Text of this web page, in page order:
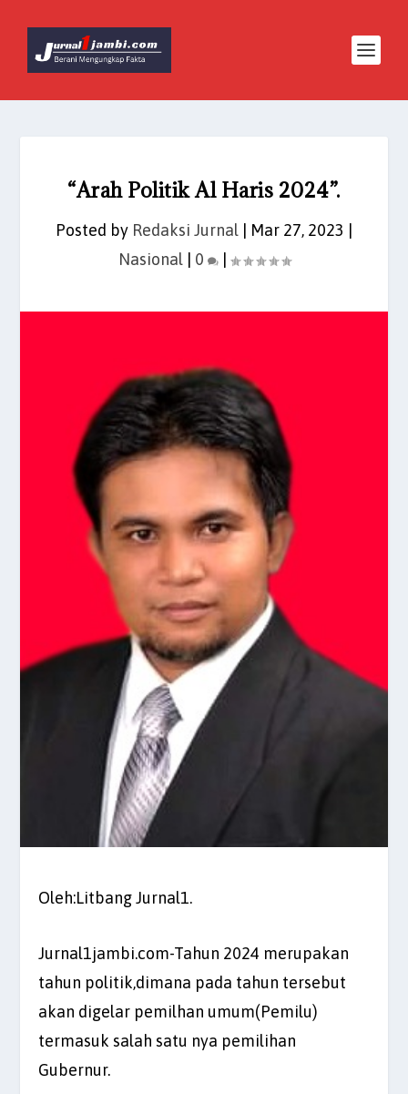
“Arah Politik Al Haris 2024”.
Posted by Redaksi Jurnal Mar 27, 2023
Nasional| 0 |
Oleh:Litbang Jurnal1.
Jurnal1jambi.com-Tahun 2024 merupakan
tahun politik,dimana pada tahun tersebut
akan digelar pemilhan umum(Pemilu)
termasuk salah satu nya pemilihan
Gubernur.